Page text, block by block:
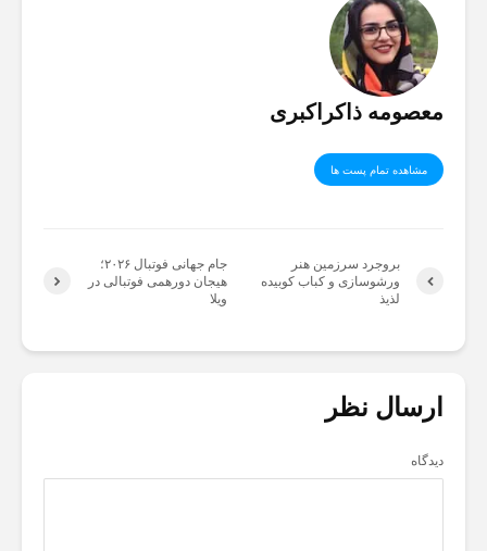
معصومه ذاکراکبری
مشاهده تمام پست ها
بروجرد سرزمین هنر
ورشوسازی و کباب کوبیده
لذیذ
جام جهانی فوتبال ۲۰۲۶؛
هیجان دورهمی‌ فوتبالی در
ویلا
ارسال نظر
دیدگاه